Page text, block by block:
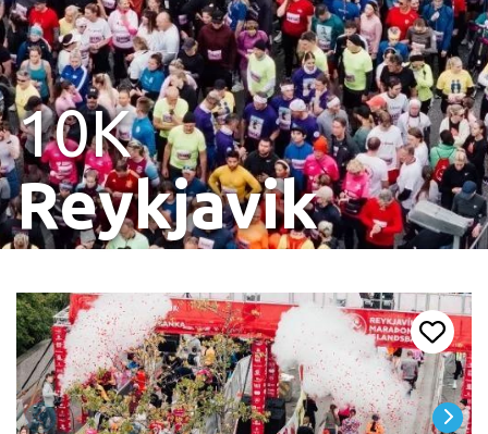
10K
Reykjavik